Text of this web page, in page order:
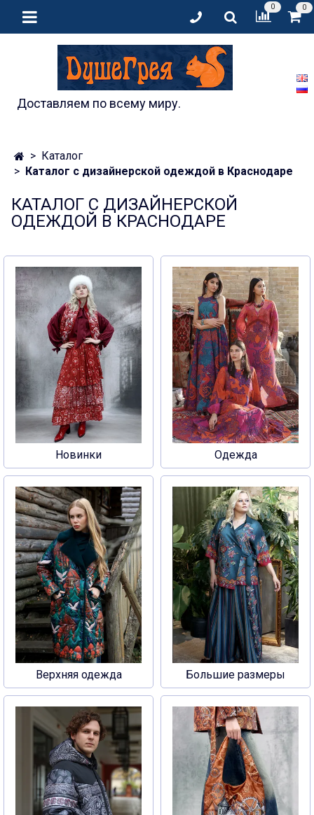
0 0
Доставляем по всему миру.
Каталог
Каталог с дизайнерской одеждой в Краснодаре
КАТАЛОГ С ДИЗАЙНЕРСКОЙ
ОДЕЖДОЙ В КРАСНОДАРЕ
Новинки Одежда
Верхняя одежда Большие размеры